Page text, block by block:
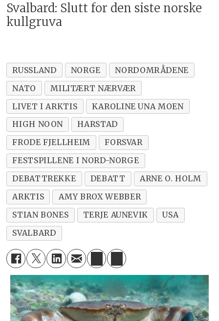
Svalbard: Slutt for den siste norske
kullgruva
RUSSLAND NORGE
NORDOMRÅDENE
NATO
MILITÆRT NÆRVÆR
LIVET I ARKTIS
KAROLINE UNA MOEN
HIGH NOON
HARSTAD
FRODE FJELLHEIM
FORSVAR
FESTSPILLENE I NORD-NORGE
DEBATTREKKE
DEBATT
ARNE O. HOLM
ARKTIS
AMY BROX WEBBER
STIAN BONES
TERJE AUNEVIK
USA
SVALBARD